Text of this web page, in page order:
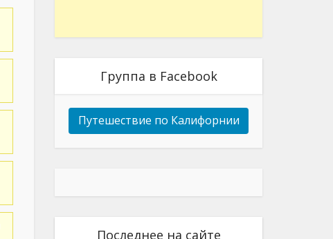
Группа в Facebook
Путешествие по Калифорнии
Последнее на сайте